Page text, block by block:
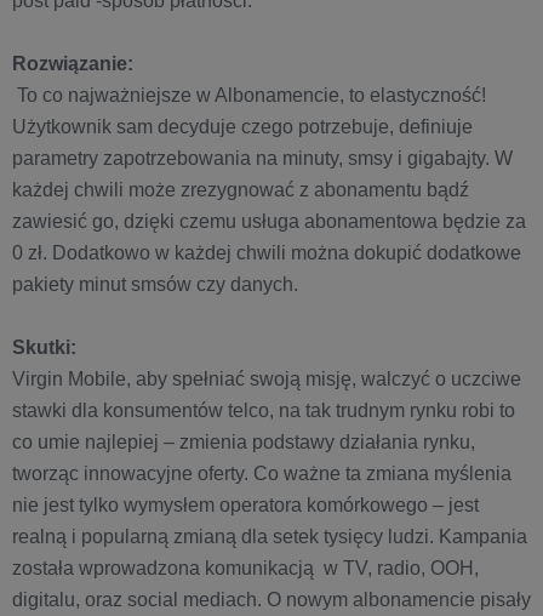
Rozwiązanie:
To co najważniejsze w Albonamencie, to elastyczność!
Użytkownik sam decyduje czego potrzebuje, definiuje
parametry zapotrzebowania na minuty, smsy i gigabajty. W
każdej chwili może zrezygnować z abonamentu bądź
zawiesić go, dzięki czemu usługa abonamentowa będzie za
0 zł. Dodatkowo w każdej chwili można dokupić dodatkowe
pakiety minut smsów czy danych.
Skutki:
Virgin Mobile, aby spełniać swoją misję, walczyć o uczciwe
stawki dla konsumentów telco, na tak trudnym rynku robi to
co umie najlepiej – zmienia podstawy działania rynku,
tworząc innowacyjne oferty. Co ważne ta zmiana myślenia
nie jest tylko wymysłem operatora komórkowego – jest
realną i popularną zmianą dla setek tysięcy ludzi. Kampania
została wprowadzona komunikacją w TV, radio, OOH,
digitalu, oraz social mediach. O nowym albonamencie pisały